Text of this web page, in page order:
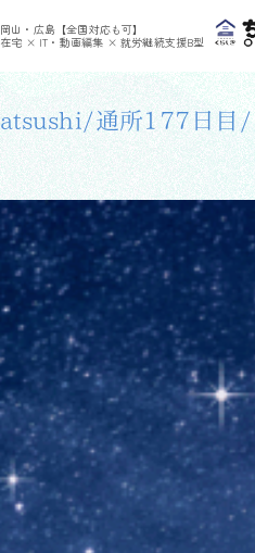
岡山・広島【全国対応も可】
在宅 × IT・動画編集 × 就労継続支援B型
利用者さんの日報 >
利用者さ
atsushi/通所177日目/